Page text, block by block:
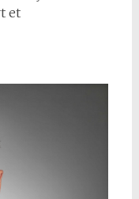
et